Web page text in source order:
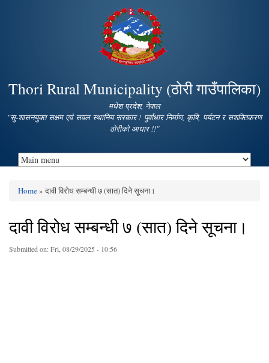
main
content
Thori Rural Municipality (ठोरी गाउँपालिका)
मधेश प्रदेश, नेपाल
"सु-शासनयुक्त सक्षम एवं सवल स्थानिय सरकार ! पुर्वाधार निर्माण, कृषि, पर्यटन र सशक्तिकरण
ठोरीको आधार !!"
Home» दावी विरोध सम्बन्धी ७ (सात) दिने सूचना।
दावी विरोध सम्बन्धी ७ (सात) दिने सूचना।
Submitted on:Fri, 08/29/2025 - 10:56